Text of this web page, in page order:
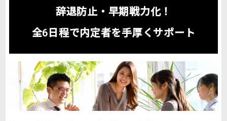
辞退防止・早期戦力化！
全6日程で内定者を手厚くサポート